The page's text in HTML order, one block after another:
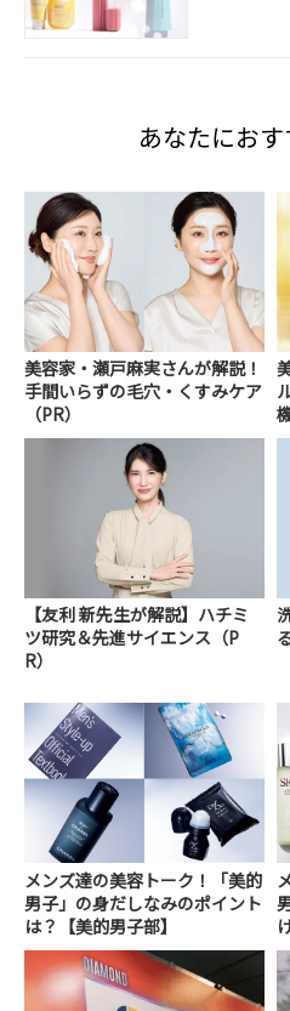
あなたにお
美容家・瀬戸麻実さんが解説！
手間いらずの毛穴・くすみケア
（PR）
【友利 新先生が解説】ハチミ
ツ研究＆先進サイエンス（P
R）
メンズ達の美容トーク！「美的
男子」の身だしなみのポイント
は？【美的男子部】